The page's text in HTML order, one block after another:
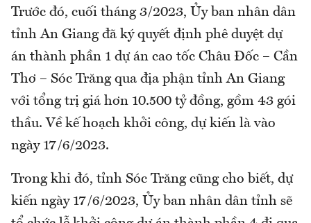
Trước đó, cuối tháng 3/2023, Ủy ban nhân dân
tỉnh An Giang đã ký quyết định phê duyệt dự
án thành phần 1 dự án cao tốc Châu Đốc – Cần
Thơ – Sóc Trăng qua địa phận tỉnh An Giang
với tổng trị giá hơn 10.500 tỷ đồng, gồm 43 gói
thầu. Về kế hoạch khởi công, dự kiến là vào
ngày 17/6/2023.
Trong khi đó, tỉnh Sóc Trăng cũng cho biết, dự
kiến ngày 17/6/2023, Ủy ban nhân dân tỉnh sẽ